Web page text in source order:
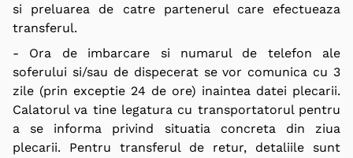
si preluarea de catre partenerul care efectueaza
transferul.
- Ora de imbarcare si numarul de telefon ale
soferului si/sau de dispecerat se vor comunica cu 3
zile (prin exceptie 24 de ore) inaintea datei plecarii.
Calatorul va tine legatura cu transportatorul pentru
a se informa privind situatia concreta din ziua
plecarii. Pentru transferul de retur, detaliile sunt